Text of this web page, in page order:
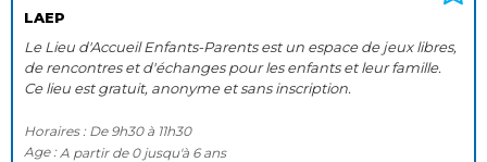
LAEP
Le Lieu d'Accueil Enfants-Parents est un espace de jeux libres,
de rencontres et d'échanges pour les enfants et leur famille.
Ce lieu est gratuit, anonyme et sans inscription.
Horaires : De 9h30 à 11h30
Age : A partir de 0 jusqu'à 6 ans